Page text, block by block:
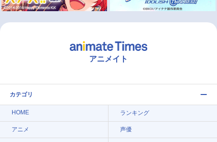
アニメイト
カテゴリ
HOME ランキング
アニメ 声優